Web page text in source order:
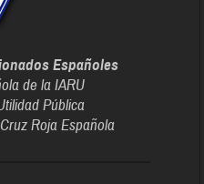
Españoles
de la IARU
Pública
Roja Española